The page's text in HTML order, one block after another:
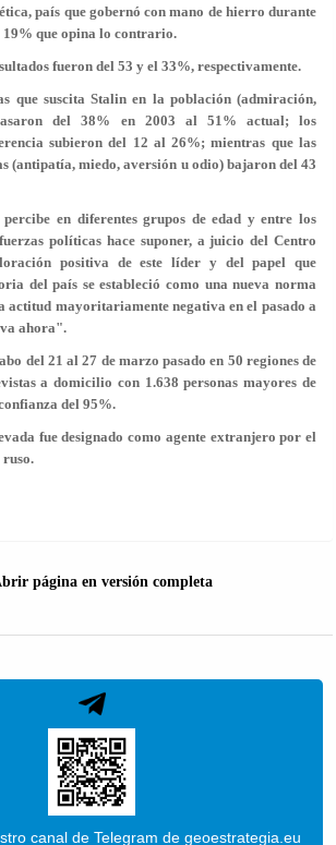
país que gobernó con mano de hierro durante
19% que opina lo contrario.
fueron del 53 y el 33%, respectivamente.
que suscita Stalin en la población (admiración,
del 38% en 2003 al 51% actual; los
subieron del 12 al 26%; mientras que las
(antipatía, miedo, aversión u odio) bajaron del 43
en diferentes grupos de edad y entre los
políticas hace suponer, a juicio del Centro
positiva de este líder y del papel que
del país se estableció como una nueva norma
actitud mayoritariamente negativa en el pasado a
ahora".
del 21 al 27 de marzo pasado en 50 regiones de
a domicilio con 1.638 personas mayores de
del 95%.
fue designado como agente extranjero por el
página en versión completa
canal de Telegram de geoestrategia.eu